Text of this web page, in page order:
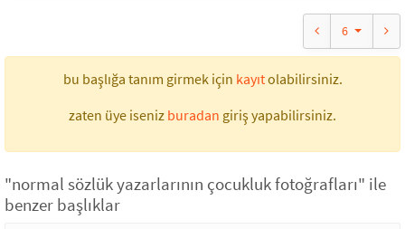
6
bu başlığa tanım girmek için kayıtolabilirsiniz.
zaten üye iseniz buradan giriş yapabilirsiniz.
"normal sözlük yazarlarının çocukluk fotoğrafları" ile
benzer başlıklar